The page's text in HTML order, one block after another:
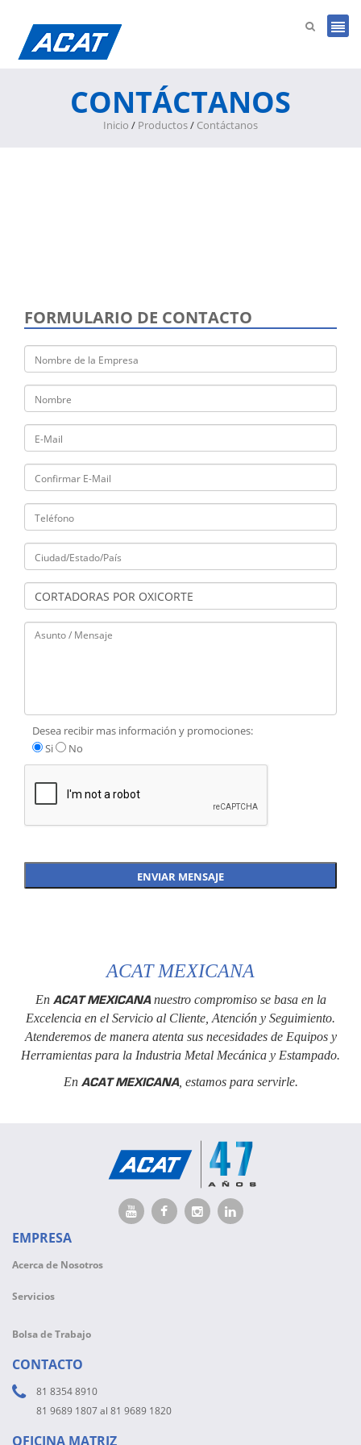
CONTÁCTANOS
Inicio / Productos/ Contáctanos
FORMULARIO DE CONTACTO
Desea recibir mas información y promociones:
Si
No
ACAT MEXICANA
En ACAT MEXICANAnuestro compromiso se basa en la
Excelencia en el Servicio al Cliente, Atención y Seguimiento.
Atenderemos de manera atenta sus necesidades de Equipos y
Herramientas para la Industria Metal Mecánica y Estampado.
En ACAT MEXICANA, estamos para servirle.
EMPRESA
Acerca de Nosotros
Servicios
Bolsa de Trabajo
CONTACTO
81 8354 8910
81 9689 1807 al 81 9689 1820
OFICINA MATRIZ